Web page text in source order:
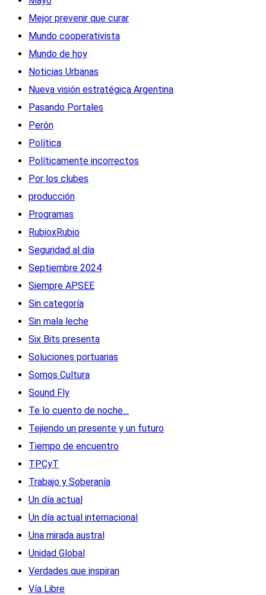
Mejor prevenir que curar
Mundo cooperativista
Mundo de hoy
Noticias Urbanas
Nueva visión estratégica Argentina
Pasando Portales
Perón
Política
Políticamente incorrectos
Por los clubes
producción
Programas
RubioxRubio
Seguridad al día
Septiembre 2024
Siempre APSEE
Sin categoría
Sin mala leche
Six Bits presenta
Soluciones portuarias
Somos Cultura
Sound Fly
Te lo cuento de noche…
Tejiendo un presente y un futuro
Tiempo de encuentro
TPCyT
Trabajo y Soberanía
Un día actual
Un día actual internacional
Una mirada austral
Unidad Global
Verdades que inspiran
Vía Libre